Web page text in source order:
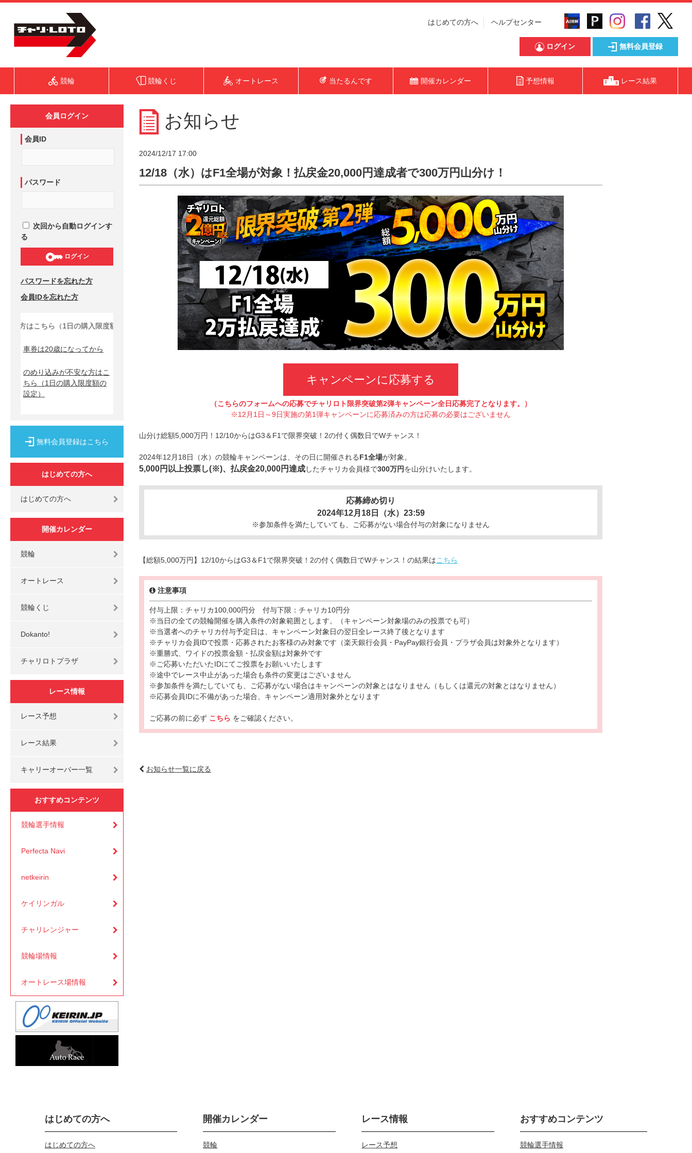
はじめての方へ ヘルプセンター
ログイン 無料会員登録
競輪 競輪くじ オートレース 当たるんです 開催カレンダー 予想情報 レース結果
会員ログイン
会員ID
パスワード
次回から自動ログインす
る
ログイン
パスワードを忘れた方
会員IDを忘れた方
こちら（1日の購入限度額の設定）↓
車券は20歳になってから
のめり込みが不安な方はこ
ちら
（1日の購入限度額の
設定）
無料会員登録はこちら
はじめての方へ
はじめての方へ
開催カレンダー
競輪
オートレース
競輪くじ
Dokanto!
チャリロトプラザ
レース情報
レース予想
レース結果
キャリーオーバー一覧
おすすめコンテンツ
競輪選手情報
Perfecta Navi
netkeirin
ケイリンガル
チャリレンジャー
競輪場情報
オートレース場情報
お知らせ
2024/12/17 17:00
12/18（水）はF1全場が対象！払戻金20,000円達成者で300万円山分け！
キャンペーンに応募する
（こちらのフォームへの応募でチャリロト限界突破第2弾キャンペーン全日応募完了となります。）
※12月1日～9日実施の第1弾キャンペーンに応募済みの方は応募の必要はございません
山分け総額5,000万円！12/10からはG3＆F1で限界突破！2の付く偶数日でWチャンス！
2024年12月18日（水）の競輪キャンペーンは、その日に開催されるF1全場が対象。
5,000円以上投票し(※)、払戻金20,000円達成したチャリカ会員様で300万円を山分けいたします。
応募締め切り
2024年12月18日（水）23:59
※参加条件を満たしていても、ご応募がない場合付与の対象になりません
【総額5,000万円】12/10からはG3＆F1で限界突破！2の付く偶数日でWチャンス！の結果はこちら
注意事項
付与上限：チャリカ100,000円分 付与下限：チャリカ10円分
※当日の全ての競輪開催を購入条件の対象範囲とします。（キャンペーン対象場のみの投票でも可）
※当選者へのチャリカ付与予定日は、キャンペーン対象日の翌日全レース終了後となります
※チャリカ会員IDで投票・応募されたお客様のみ対象です（楽天銀行会員・PayPay銀行会員・プラザ会員は対象外となります）
※重勝式、ワイドの投票金額・払戻金額は対象外です
※ご応募いただいたIDにてご投票をお願いいたします
※途中でレース中止があった場合も条件の変更はございません
※参加条件を満たしていても、ご応募がない場合はキャンペーンの対象とはなりません（もしくは還元の対象とはなりません）
※応募会員IDに不備があった場合、キャンペーン適用対象外となります
ご応募の前に必ず こちら をご確認ください。
お知らせ一覧に戻る
はじめての方へ
はじめての方へ
開催カレンダー
競輪
レース情報
レース予想
おすすめコンテンツ
競輪選手情報